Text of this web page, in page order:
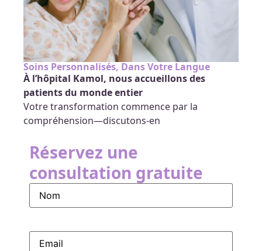
Soins Personnalisés, Dans Votre Langue
À l’hôpital Kamol, nous accueillons des
patients du monde entier
Votre transformation commence par la
compréhension—discutons-en
Réservez une
consultation gratuite